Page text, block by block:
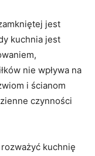
jest
kuchnia jest
nie wpływa na
i ścianom
czynności
kuchnię